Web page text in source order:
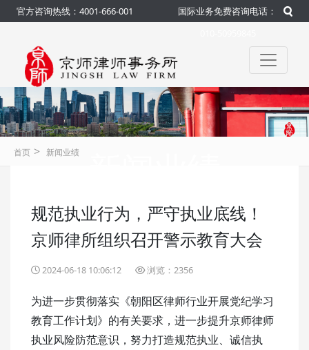
官方咨询热线：4001-666-001
国际业务免费咨询电话：
官方 咨询热线：4001-666-001
首页 > 新闻业绩
规范执业行为，严守执业底线！
京师律所组织召开警示教育大会
2024-06-18 10:06:12 浏览：2356
为进一步贯彻落实《朝阳区律师行业开展党纪学习
教育工作计划》的有关要求，进一步提升京师律师
执业风险防范意识，努力打造规范执业、诚信执